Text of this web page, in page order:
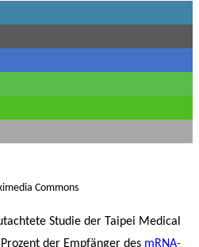
Commons
Studie der Taipei Medical
Prozent der Empfänger des mRNA-